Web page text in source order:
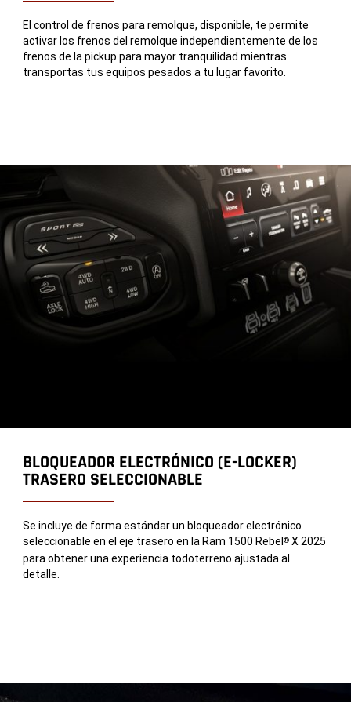
El control de frenos para remolque, disponible, te permite
activar los frenos del remolque independientemente de los
frenos de la pickup para mayor tranquilidad mientras
transportas tus equipos pesados a tu lugar favorito.
BLOQUEADOR ELECTRÓNICO (E-LOCKER)
TRASERO SELECCIONABLE
Se incluye de forma estándar un bloqueador electrónico
seleccionable en el eje trasero en la Ram 1500 Rebel® X 2025
para obtener una experiencia todoterreno ajustada al
detalle.